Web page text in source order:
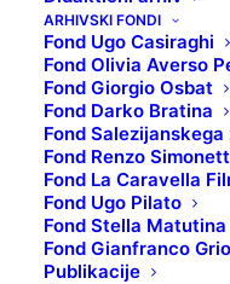
ARHIVSKI FONDI
Fond Ugo Casiraghi
Fond Olivia Averso
Fond Giorgio Osbat
Fond Darko Bratina
Fond
Fond Renzo
Fond La Caravella
Fond Ugo Pilato
Fond Stella Matutina
Fond Gianfranco
Publikacije